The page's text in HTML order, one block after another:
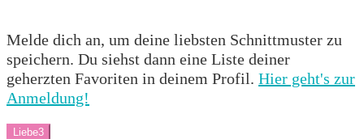
Melde dich an, um deine liebsten Schnittmuster zu
speichern. Du siehst dann eine Liste deiner
geherzten Favoriten in deinem Profil. Hier geht's zur
Anmeldung!
Liebe3